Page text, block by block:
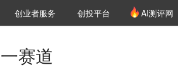
创投氪堂
创业者服务 创投平台 AI测评网
赛道